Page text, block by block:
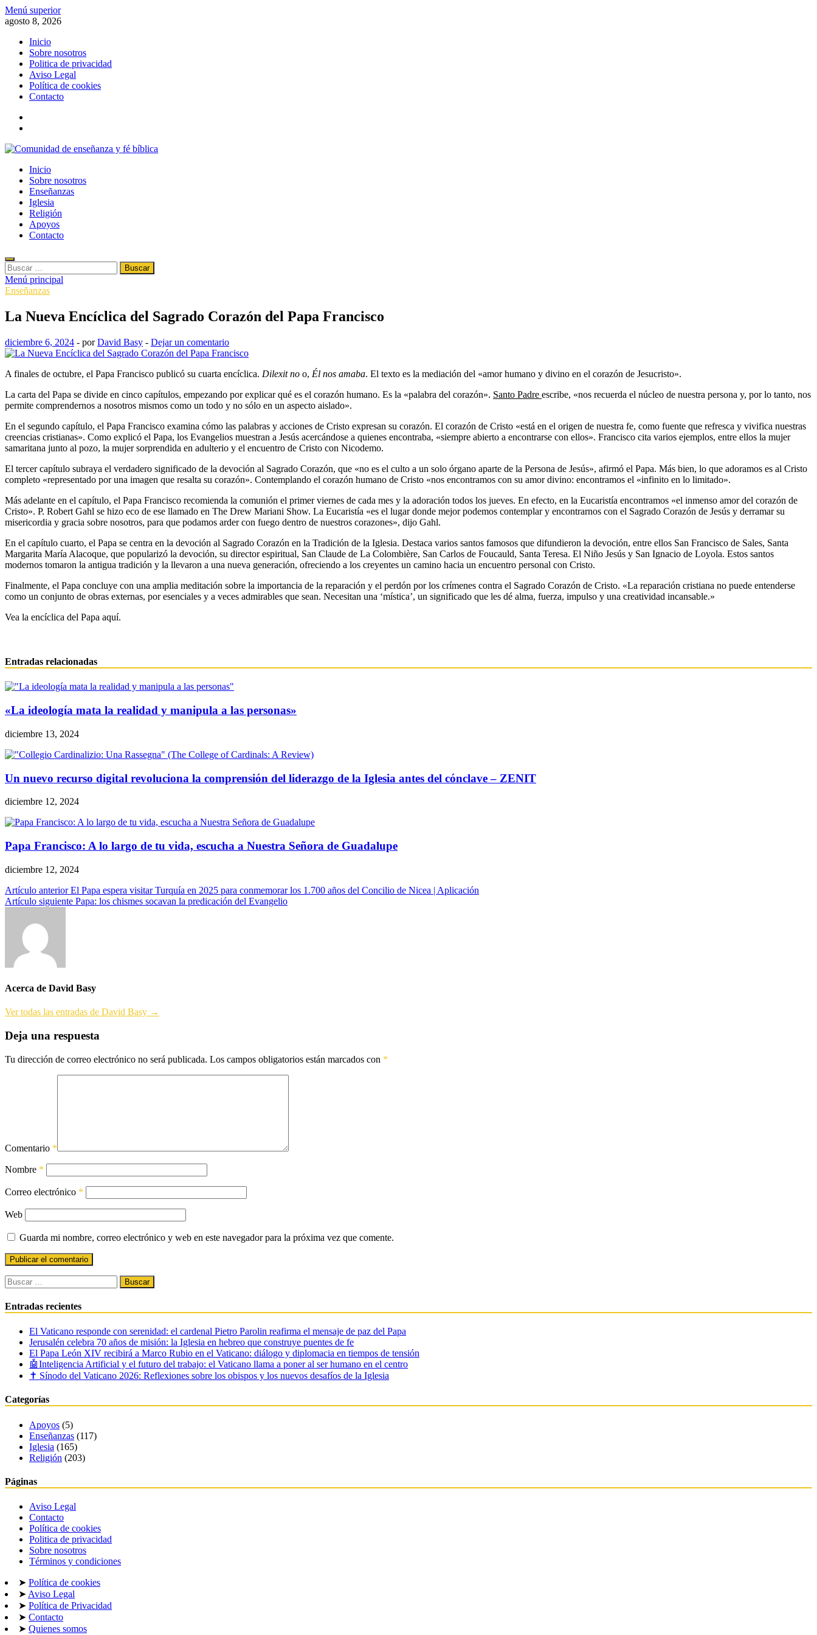
Saltar
al
Menú superior
agosto 8, 2026
Inicio
Sobre nosotros
Politica de privacidad
Aviso Legal
Política de cookies
Contacto
Comunidad de enseñanza y fé bíblica
Información de la fe, la biblia, el evangelismo, el cristianismo y la religión
Inicio
Sobre nosotros
Enseñanzas
Iglesia
Religión
Apoyos
Contacto
Buscar:
Menú principal
Enseñanzas
La Nueva Encíclica del Sagrado Corazón del Papa Francisco
diciembre 6, 2024 - porDavid Basy - Dejar un comentario
A finales de octubre, el Papa Francisco publicó su cuarta encíclica. Dilexit no o, Él nos amaba. El texto es la mediación del «amor humano y divino en el corazón de Jesucristo».
La carta del Papa se divide en cinco capítulos, empezando por explicar qué es el corazón humano. Es la «palabra del corazón». Santo Padre escribe, «nos recuerda el núcleo de nuestra persona y, por lo tanto, nos
permite comprendernos a nosotros mismos como un todo y no sólo en un aspecto aislado».
En el segundo capítulo, el Papa Francisco examina cómo las palabras y acciones de Cristo expresan su corazón. El corazón de Cristo «está en el origen de nuestra fe, como fuente que refresca y vivifica nuestras
creencias cristianas». Como explicó el Papa, los Evangelios muestran a Jesús acercándose a quienes encontraba, «siempre abierto a encontrarse con ellos». Francisco cita varios ejemplos, entre ellos la mujer
samaritana junto al pozo, la mujer sorprendida en adulterio y el encuentro de Cristo con Nicodemo.
El tercer capítulo subraya el verdadero significado de la devoción al Sagrado Corazón, que «no es el culto a un solo órgano aparte de la Persona de Jesús», afirmó el Papa. Más bien, lo que adoramos es al Cristo
completo «representado por una imagen que resalta su corazón». Contemplando el corazón humano de Cristo «nos encontramos con su amor divino: encontramos el «infinito en lo limitado».
Más adelante en el capítulo, el Papa Francisco recomienda la comunión el primer viernes de cada mes y la adoración todos los jueves. En efecto, en la Eucaristía encontramos «el inmenso amor del corazón de
Cristo». P. Robert Gahl se hizo eco de ese llamado en The Drew Mariani Show. La Eucaristía «es el lugar donde mejor podemos contemplar y encontrarnos con el Sagrado Corazón de Jesús y derramar su
misericordia y gracia sobre nosotros, para que podamos arder con fuego dentro de nuestros corazones», dijo Gahl.
En el capítulo cuarto, el Papa se centra en la devoción al Sagrado Corazón en la Tradición de la Iglesia. Destaca varios santos famosos que difundieron la devoción, entre ellos San Francisco de Sales, Santa
Margarita María Alacoque, que popularizó la devoción, su director espiritual, San Claude de La Colombière, San Carlos de Foucauld, Santa Teresa. El Niño Jesús y San Ignacio de Loyola. Estos santos
modernos tomaron la antigua tradición y la llevaron a una nueva generación, ofreciendo a los creyentes un camino hacia un encuentro personal con Cristo.
Finalmente, el Papa concluye con una amplia meditación sobre la importancia de la reparación y el perdón por los crímenes contra el Sagrado Corazón de Cristo. «La reparación cristiana no puede entenderse
como un conjunto de obras externas, por esenciales y a veces admirables que sean. Necesitan una ‘mística’, un significado que les dé alma, fuerza, impulso y una creatividad incansable.»
Vea la encíclica del Papa aquí.
Entradas relacionadas
«La ideología mata la realidad y manipula a las personas»
diciembre 13, 2024
Un nuevo recurso digital revoluciona la comprensión del liderazgo de la Iglesia antes del cónclave – ZENIT
diciembre 12, 2024
Papa Francisco: A lo largo de tu vida, escucha a Nuestra Señora de Guadalupe
diciembre 12, 2024
Navegación
de
entradas
Artículo anterior El Papa espera visitar Turquía en 2025 para conmemorar los 1.700 años del Concilio de Nicea | Aplicación
Artículo siguiente Papa: los chismes socavan la predicación del Evangelio
Acerca de David Basy
Ver todas las entradas de David Basy →
Deja una respuesta
Tu dirección de correo electrónico no será publicada. Los campos obligatorios están marcados con *
Comentario *
Nombre *
Correo electrónico *
Web
Guarda mi nombre, correo electrónico y web en este navegador para la próxima vez que comente.
Buscar:
Entradas recientes
El Vaticano responde con serenidad: el cardenal Pietro Parolin reafirma el mensaje de paz del Papa
Jerusalén celebra 70 años de misión: la Iglesia en hebreo que construye puentes de fe
El Papa León XIV recibirá a Marco Rubio en el Vaticano: diálogo y diplomacia en tiempos de tensión
🤖Inteligencia Artificial y el futuro del trabajo: el Vaticano llama a poner al ser humano en el centro
✝️ Sínodo del Vaticano 2026: Reflexiones sobre los obispos y los nuevos desafíos de la Iglesia
Categorías
Apoyos (5)
Enseñanzas (117)
Iglesia (165)
Religión (203)
Páginas
Aviso Legal
Contacto
Política de cookies
Politica de privacidad
Sobre nosotros
Términos y condiciones
➤ Política de cookies
➤ Aviso Legal
➤ Política de Privacidad
➤ Contacto
➤ Quienes somos